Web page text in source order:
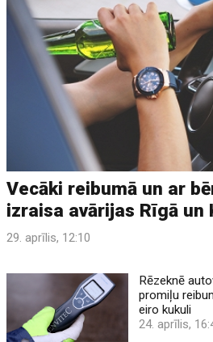
Vecāki reibumā un ar
izraisa avārijas Rīgā un
29. aprīlis, 12:10
Rēzeknē
promiļu
eiro kukuli
24. aprīlis,